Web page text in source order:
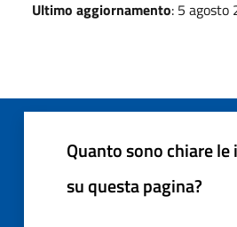
Ultimo aggiornamento: 5 agosto
Quanto sono chiare
su questa pagina?